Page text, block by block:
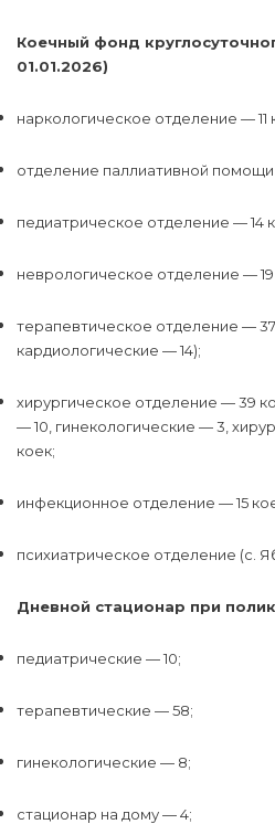
Коечный фонд
01.01.2026)
наркологическое отделение — 11
отделение паллиативной помощи
педиатрическое отделение — 14
неврологическое отделение — 19
терапевтическое отделение — 37
кардиологические — 14);
хирургическое отделение — 39
— 10, гинекологические — 3,
коек;
инфекционное отделение — 15
психиатрическое отделение (с.
Дневной стационар при
педиатрические — 10;
терапевтические — 58;
гинекологические — 8;
стационар на дому — 4;